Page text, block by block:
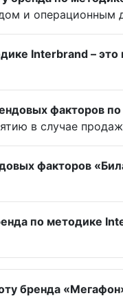
и операционным
Interbrand – это
факторов
в случае
факторов
по методике
бренда